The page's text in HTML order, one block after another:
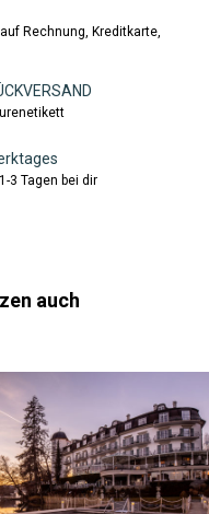
Rechnung, Kreditkarte,
3 Tagen bei dir
auch